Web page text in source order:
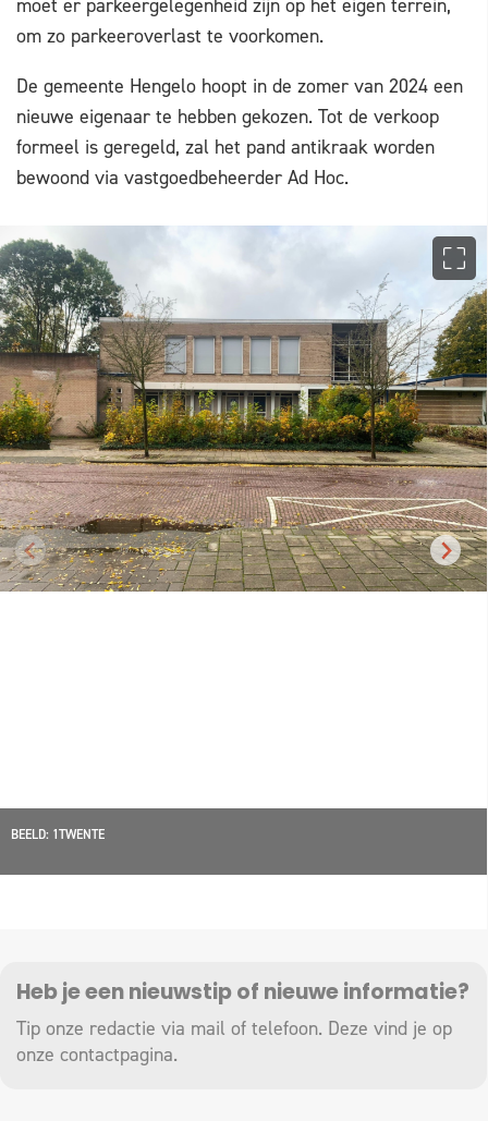
moet er parkeergelegenheid zijn op het eigen terrein,
om zo parkeeroverlast te voorkomen.
De gemeente Hengelo hoopt in de zomer van 2024 een
nieuwe eigenaar te hebben gekozen. Tot de verkoop
formeel is geregeld, zal het pand antikraak worden
bewoond via vastgoedbeheerder Ad Hoc.
BEELD: 1TWENTE
Heb je een nieuwstip of nieuwe informatie?
Tip onze redactie via mail of telefoon. Deze vind je op
onze contactpagina.